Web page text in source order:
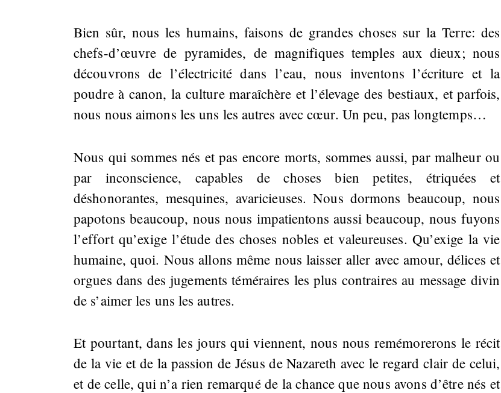
Bien sûr, nous les humains, faisons de grandes choses sur la Terre: des
chefs-d’œuvre de pyramides, de magnifiques temples aux dieux; nous
découvrons de l’électricité dans l’eau, nous inventons l’écriture et la
poudre à canon, la culture maraîchère et l’élevage des bestiaux, et parfois,
nous nous aimons les uns les autres avec cœur. Un peu, pas longtemps…
Nous qui sommes nés et pas encore morts, sommes aussi, par malheur ou
par inconscience, capables de choses bien petites, étriquées et
déshonorantes, mesquines, avaricieuses. Nous dormons beaucoup, nous
papotons beaucoup, nous nous impatientons aussi beaucoup, nous fuyons
l’effort qu’exige l’étude des choses nobles et valeureuses. Qu’exige la vie
humaine, quoi. Nous allons même nous laisser aller avec amour, délices et
orgues dans des jugements téméraires les plus contraires au message divin
de s’aimer les uns les autres.
Et pourtant, dans les jours qui viennent, nous nous remémorerons le récit
de la vie et de la passion de Jésus de Nazareth avec le regard clair de celui,
et de celle, qui n’a rien remarqué de la chance que nous avons d’être nés et